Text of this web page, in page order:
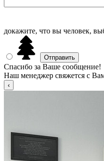
докажите, что вы человек,
Спасибо за Ваше сообщение!
Наш менеджер свяжется с